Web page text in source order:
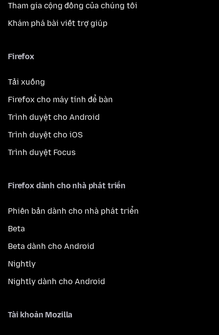
Tham gia cộng đồng của chúng tôi
Khám phá bài viết trợ giúp
Firefox
Tải xuống
Firefox cho máy tính để bàn
Trình duyệt cho Android
Trình duyệt cho iOS
Trình duyệt Focus
Firefox dành cho nhà phát triển
Phiên bản dành cho nhà phát triển
Beta
Beta dành cho Android
Nightly
Nightly dành cho Android
Tài khoản Mozilla